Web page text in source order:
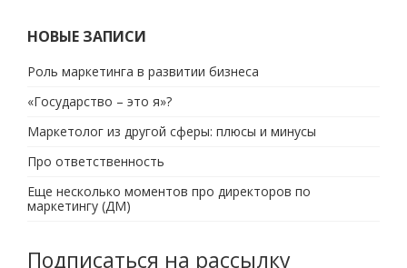
НОВЫЕ ЗАПИСИ
Роль маркетинга в развитии бизнеса
«Государство – это я»?
Маркетолог из другой сферы: плюсы и минусы
Про ответственность
Еще несколько моментов про директоров по
маркетингу (ДМ)
Подписаться на рассылку